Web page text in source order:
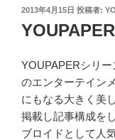
投
日:
2013年4月15日 投稿者:
YOUPAPERシリー
のエンターテイン
にもなる大きく美
掲載し記事構成を
ブロイドとして人